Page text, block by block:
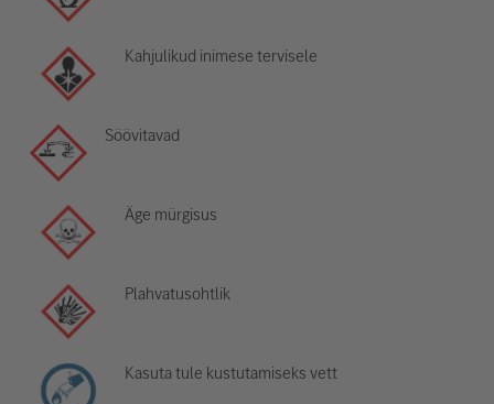
Kahjulikud inimese tervisele
Söövitavad
Äge mürgisus
Plahvatusohtlik
Kasuta tule kustutamiseks vett